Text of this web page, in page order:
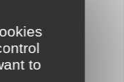
to